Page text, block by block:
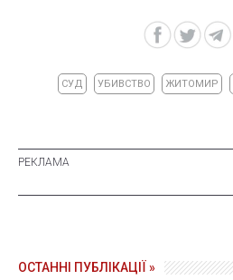
СУД УБИВСТВО ЖИТОМИР
ОСТАННІ ПУБЛІКАЦІЇ »